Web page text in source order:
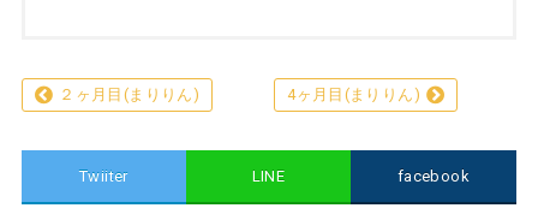
２ヶ月目(まりりん) 4ヶ月目(まりりん)
Twiiter LINE facebook